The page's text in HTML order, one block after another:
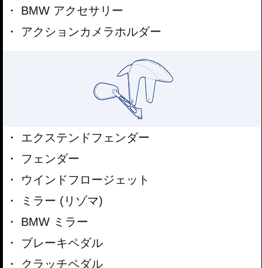
BMW アクセサリー
アクションカメラホルダー
エクステンドフェンダー
フェンダー
ウインドフロージェット
ミラー (リゾマ)
BMW ミラー
ブレーキペダル
クラッチペダル